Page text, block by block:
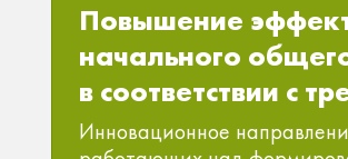
Повышение
начального
в соответствии с
Инновационное